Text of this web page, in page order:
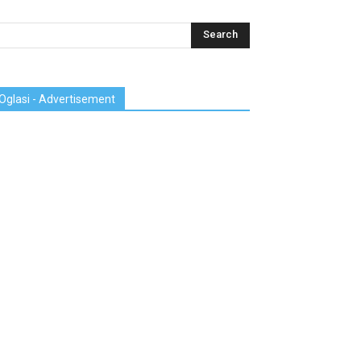
- Advertisement